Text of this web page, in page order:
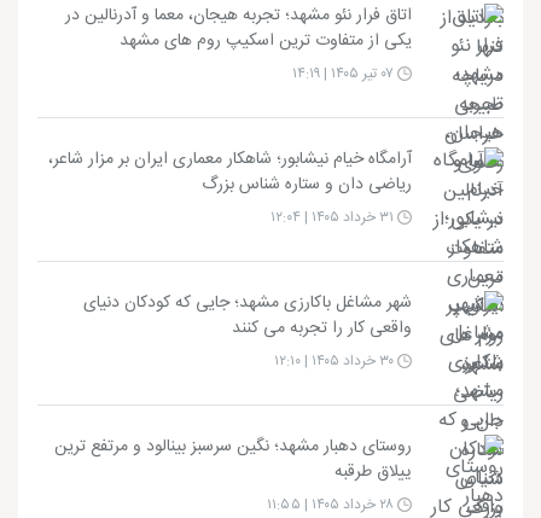
اتاق فرار نئو مشهد؛ تجربه هیجان، معما و آدرنالین در
یکی از متفاوت ترین اسکیپ روم های مشهد
آرامگاه خیام نیشابور؛ شاهکار معماری ایران بر مزار شاعر،
ریاضی دان و ستاره شناس بزرگ
شهر مشاغل باکارزی مشهد؛ جایی که کودکان دنیای
واقعی کار را تجربه می کنند
روستای دهبار مشهد؛ نگین سرسبز بینالود و مرتفع ترین
ییلاق طرقبه